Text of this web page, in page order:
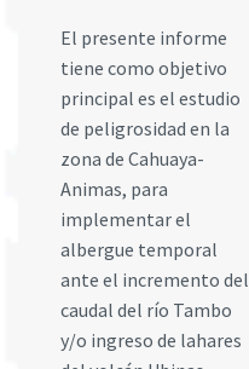
El presente informe
tiene como objetivo
principal es el estudio
de peligrosidad en la
zona de Cahuaya-
Animas, para
implementar el
albergue temporal
ante el incremento del
caudal del río Tambo
y/o ingreso de lahares